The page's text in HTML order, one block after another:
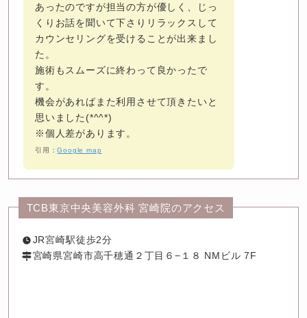
あったのですが担当の方が優しく、じっ
くりお話を聞いて下さりリラックスして
カウンセリングを受けることが出来まし
た。
施術もスムーズに終わって良かったで
す。
機会があればまた利用させて頂きたいと
思いました(*^^*)
※個人差があります。
引用：Google map
TCB東京中央美容外科 宮崎院のアクセス
JR宮崎駅徒歩2分
宮崎県宮崎市高千穂通２丁目６−１８ NMビル 7F